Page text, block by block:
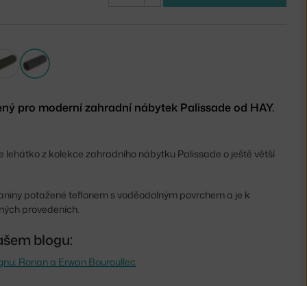
pro moderní zahradní nábytek Palissade od HAY.
lehátko z kolekce zahradního nábytku Palissade o ještě větší
potažené teflonem svoděodolným povrchem a je k
provedeních.
blogu:
Ronan a Erwan Bouroullec